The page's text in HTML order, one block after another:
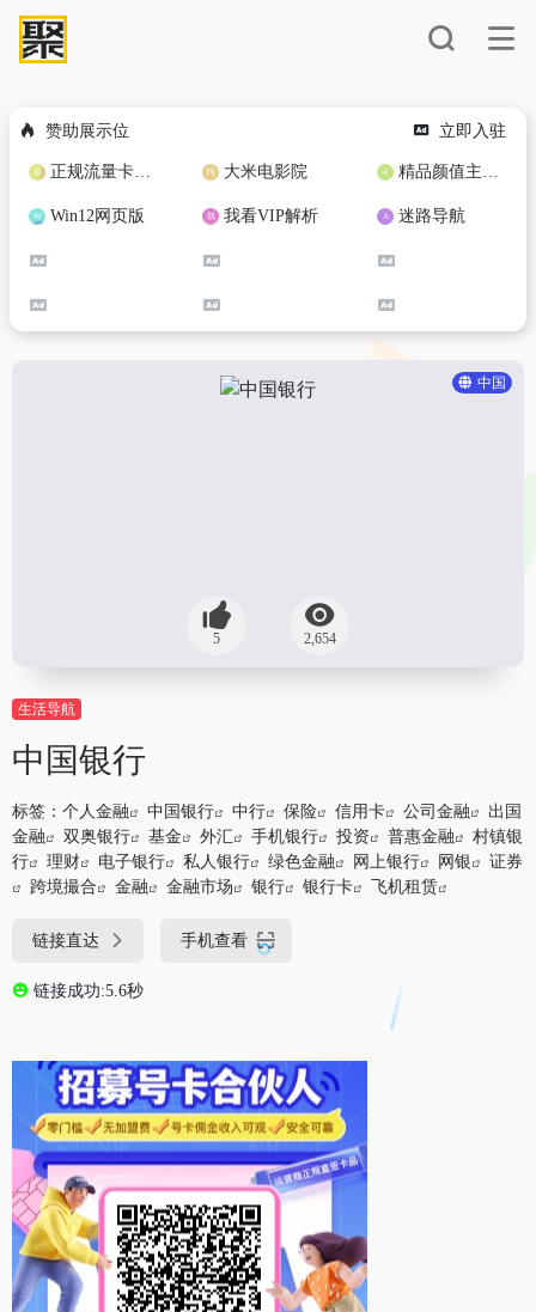
赞助展示位 立即入驻
正规流量卡免费加盟合作 大米电影院 精品颜值主播定制
Win12网页版 我看VIP解析 迷路导航
中国
5 2,654
生活导航
中国银行
标签： 个人金融 中国银行 中行 保险 信用卡 公司金融
出国
金融
双奥银行 基金 外汇 手机银行 投资 普惠金融
村镇银
行
理财 电子银行 私人银行 绿色金融 网上银行 网银
证券
跨境撮合
金融 金融市场 银行 银行卡 飞机租赁
链接直达 手机查看
链接成功:5.6秒